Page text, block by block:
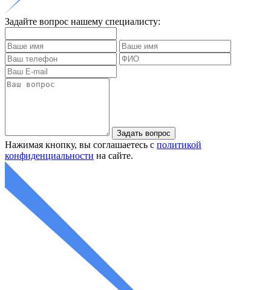
Задайте вопрос нашему специалисту:
Нажимая кнопку, вы соглашаетесь с политикой
конфиденциальности на сайте.